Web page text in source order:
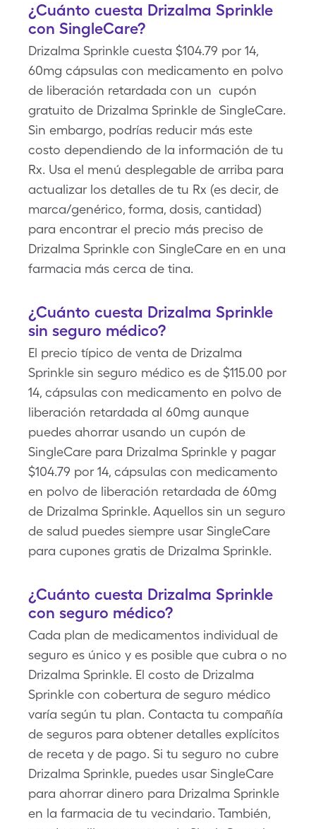
¿Cuánto cuesta Drizalma Sprinkle
con SingleCare?
Drizalma Sprinkle cuesta $104.79 por 14,
60mg cápsulas con medicamento en polvo
de liberación retardada con un cupón
gratuito de Drizalma Sprinkle de SingleCare.
Sin embargo, podrías reducir más este
costo dependiendo de la información de tu
Rx. Usa el menú desplegable de arriba para
actualizar los detalles de tu Rx (es decir, de
marca/genérico, forma, dosis, cantidad)
para encontrar el precio más preciso de
Drizalma Sprinkle con SingleCare en en una
farmacia más cerca de tina.
¿Cuánto cuesta Drizalma Sprinkle
sin seguro médico?
El precio típico de venta de Drizalma
Sprinkle sin seguro médico es de $115.00 por
14, cápsulas con medicamento en polvo de
liberación retardada al 60mg aunque
puedes ahorrar usando un cupón de
SingleCare para Drizalma Sprinkle y pagar
$104.79 por 14, cápsulas con medicamento
en polvo de liberación retardada de 60mg
de Drizalma Sprinkle. Aquellos sin un seguro
de salud puedes siempre usar SingleCare
para cupones gratis de Drizalma Sprinkle.
¿Cuánto cuesta Drizalma Sprinkle
con seguro médico?
Cada plan de medicamentos individual de
seguro es único y es posible que cubra o no
Drizalma Sprinkle. El costo de Drizalma
Sprinkle con cobertura de seguro médico
varía según tu plan. Contacta tu compañía
de seguros para obtener detalles explícitos
de receta y de pago. Si tu seguro no cubre
Drizalma Sprinkle, puedes usar SingleCare
para ahorrar dinero para Drizalma Sprinkle
en la farmacia de tu vecindario. También,